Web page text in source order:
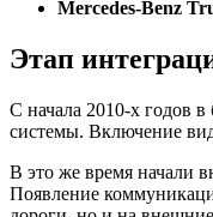
Mercedes-Benz
Этап
С начала 2010-х годов в
системы. Включение
В это же время начали
Появление